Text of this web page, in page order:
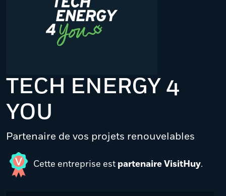
TECH ENERGY 4
YOU
Partenaire de vos projets renouvelables
Cette entreprise est partenaire VisitHuy.